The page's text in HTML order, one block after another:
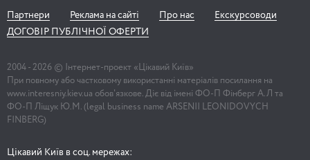
Партнери Реклама на сайті Про нас
Екскурсоводи
ДОГОВІР ПУБЛІЧНОЇ ОФЕРТИ
2004 - 2026 © Інтернет-проект «Цікавий Київ»
При повному або частковому використанні матеріалів посилання на
www.interesniy.kiev.ua обов'язкове. Діє від імені ФО-П Фінберг А.Л та
ФО-П Ліщук Ю.М. (legal business name ARSENII LEONIDOVYCH
FINBERG)
Цікавий Київ в соц. мережах: